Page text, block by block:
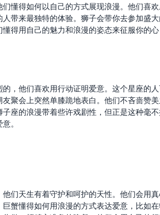
得如何以自己的方式展现浪漫。他们喜
带来最独特的体验。狮子会带你去参加盛
得用自己的魅力和浪漫的姿态来征服你的
他们喜欢用行动证明爱意。这个星座的
聚会上突然单膝跪地表白。他们不吝啬赞
座的浪漫带着些许戏剧性，但正是这种毫
。
天生有着守护和呵护的天性。他们会用真
蟹懂得如何用浪漫的方式表达爱意，比如